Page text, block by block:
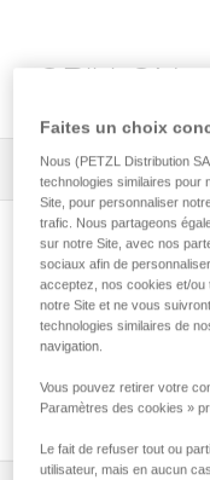
Tous les conseils
plus d’une
Faites un choix
Nous (PETZL Distribution
technologies similaires pour
Site, pour personnaliser
trafic. Nous partageons
sur notre Site, avec nos
sociaux afin de
acceptez, nos cookies et/ou
notre Site et ne vous
technologies similaires de
navigation.
Vous pouvez retirer votre
Paramètres des cookies »
Le fait de refuser tout ou
utilisateur, mais en aucun